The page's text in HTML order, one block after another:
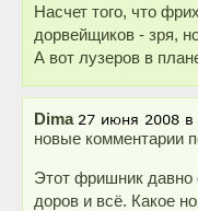
Насчет того, что
дорвейщиков - зря,
А вот лузеров в
Dima
новые комментарии
Этот фришник давно
доров и всё. Какое